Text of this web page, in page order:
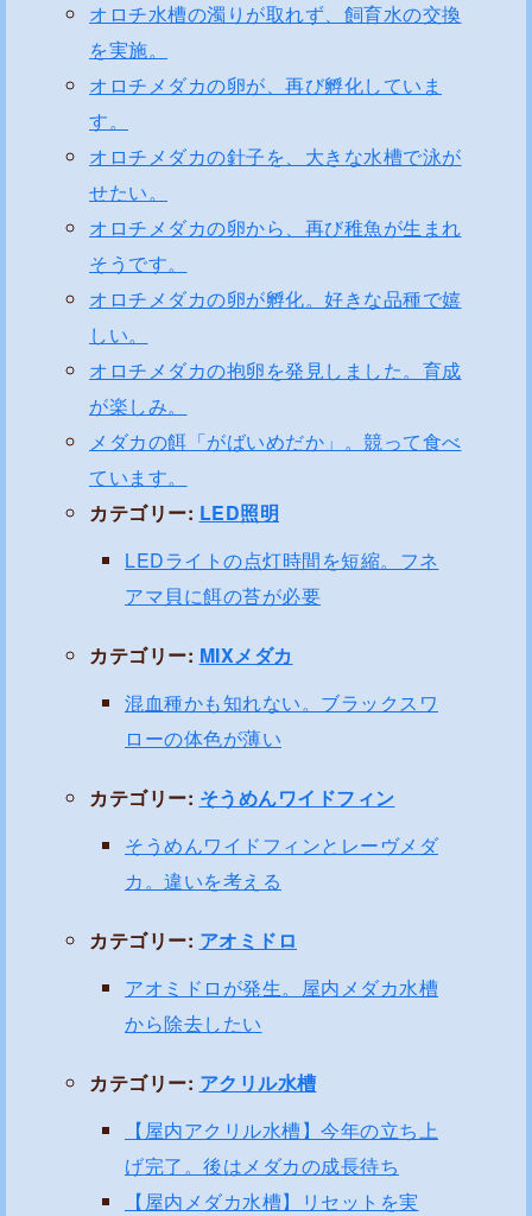
オロチ水槽の濁りが取れず、飼育水の交換
を実施。
オロチメダカの卵が、再び孵化していま
す。
オロチメダカの針子を、大きな水槽で泳が
せたい。
オロチメダカの卵から、再び稚魚が生まれ
そうです。
オロチメダカの卵が孵化。好きな品種で嬉
しい。
オロチメダカの抱卵を発見しました。育成
が楽しみ。
メダカの餌「がばいめだか」。競って食べ
ています。
カテゴリー: LED照明
LEDライトの点灯時間を短縮。フネ
アマ貝に餌の苔が必要
カテゴリー: MIXメダカ
混血種かも知れない。ブラックスワ
ローの体色が薄い
カテゴリー: そうめんワイドフィン
そうめんワイドフィンとレーヴメダ
カ。違いを考える
カテゴリー: アオミドロ
アオミドロが発生。屋内メダカ水槽
から除去したい
カテゴリー: アクリル水槽
【屋内アクリル水槽】今年の立ち上
げ完了。後はメダカの成長待ち
【屋内メダカ水槽】リセットを実